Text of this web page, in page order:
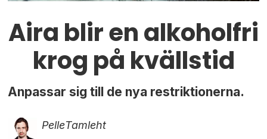
Aira blir en alkoholfri
krog på kvällstid
Anpassar sig till de nya restriktionerna.
PelleTamleht